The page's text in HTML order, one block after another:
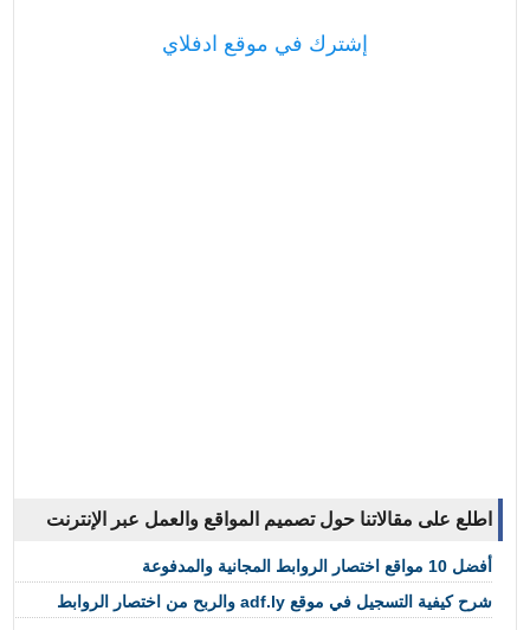
إشترك في موقع ادفلاي
اطلع على مقالاتنا حول تصميم المواقع والعمل عبر الإنترنت
أفضل 10 مواقع اختصار الروابط المجانية والمدفوعة
شرح كيفية التسجيل في موقع adf.ly والربح من اختصار الروابط